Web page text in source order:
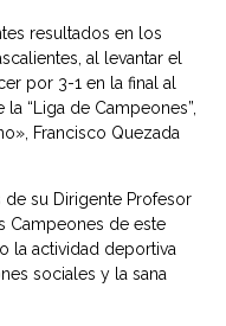
resultados en los
al levantar el
por 3-1 en la final al
“Liga de Campeones”,
Francisco Quezada
de su Dirigente Profesor
Campeones de este
la actividad deportiva
sociales y la sana